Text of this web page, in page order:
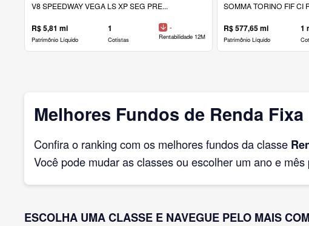
V8 SPEEDWAY VEGA LS XP SEG PRE...
R$ 5,81 mi
Patrimônio Líquido
1
Cotistas
-
Rentabilidade 12M
SOMMA TORINO FIF CI
R$ 577,65 mi
Patrimônio Líquido
1
Melhores Fundos de Renda
Confira o ranking com os melhores fundos da classe
Você pode mudar as classes ou escolher um ano e
ESCOLHA UMA CLASSE E NAVEGUE PELO MAIS